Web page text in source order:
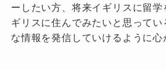
ーしたい方、将来イギリスに留学
ギリスに住んでみたいと思ってい
な情報を発信していけるように心